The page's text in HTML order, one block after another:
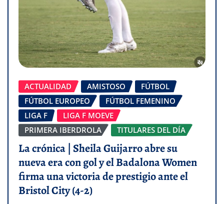
ACTUALIDAD AMISTOSO
FÚTBOL
FÚTBOL EUROPEO
FÚTBOL FEMENINO
LIGA F
LIGA F MOEVE
PRIMERA IBERDROLA
TITULARES DEL DÍA
La crónica | Sheila Guijarro abre su
nueva era con gol y el Badalona Women
firma una victoria de prestigio ante el
Bristol City (4-2)